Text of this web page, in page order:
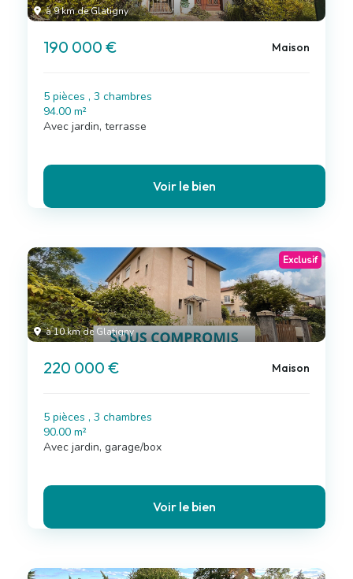
à 9 km de Glatigny
190 000 € Maison
5 pièces , 3 chambres
94.00 m²
Avec jardin, terrasse
Voir le bien
à 10 km de Glatigny
Exclusif
220 000 € Maison
5 pièces , 3 chambres
90.00 m²
Avec jardin, garage/box
Voir le bien